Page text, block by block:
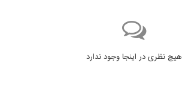
هیچ نظری در اینجا وجود ندارد